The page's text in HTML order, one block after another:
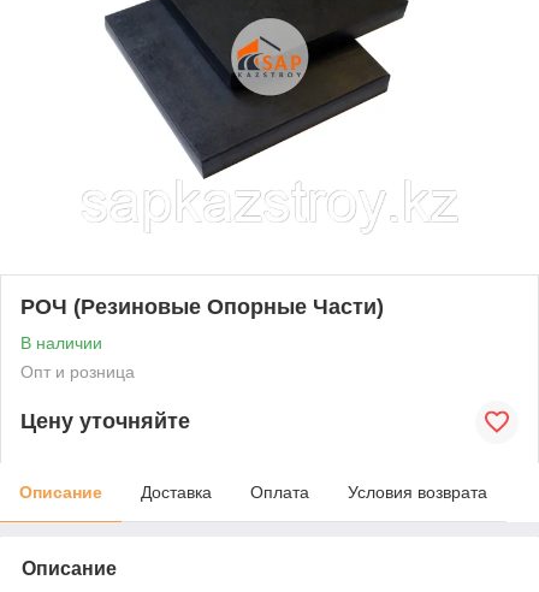
РОЧ (Резиновые Опорные Части)
В наличии
Опт и розница
Цену уточняйте
Описание Доставка Оплата Условия возврата
Описание